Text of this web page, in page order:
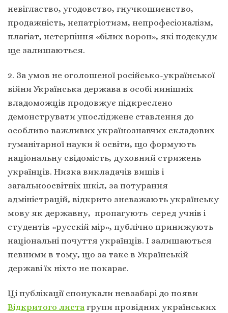
невігластво, угодовство, гнучкошиєнство,
продажність, непатріотизм, непрофесіоналізм,
плагіат, нетерпіння «білих ворон», які подекуди
ще залишаються.
2. За умов не оголошеної російсько-української
війни Українська держава в особі нинішніх
владоможців продовжує підкреслено
демонструвати упосліджене ставлення до
особливо важливих українознавчих складових
гуманітарної науки й освіти, що формують
національну свідомість, духовний стрижень
українців. Низка викладачів вишів і
загальноосвітніх шкіл, за потурання
адміністрацій, відкрито зневажають українську
мову як державну, пропагують серед учнів і
студентів «русскій мір», публічно принижують
національні почуття українців. І залишаються
певними в тому, що за таке в Українській
державі їх ніхто не покарає.
Ці публікації спонукали невзабарі до появи
Відкритого листа групи провідних українських